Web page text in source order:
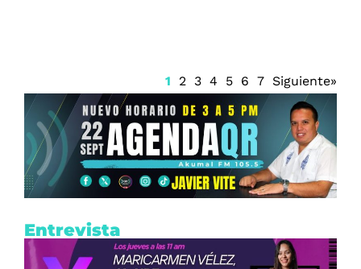
1 2 3 4 5 6 7 Siguiente»
Entrevista